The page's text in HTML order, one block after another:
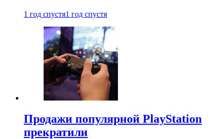
1 год спустя1 год спустя
Продажи популярной PlayStation
прекратили